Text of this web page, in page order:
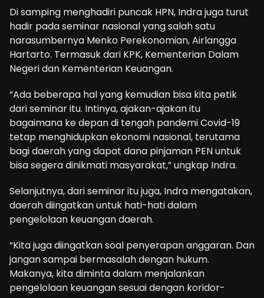
Di samping menghadiri puncak HPN, Indra juga turut
hadir pada seminar nasional yang salah satu
narasumbernya Menko Perekonomian, Airlangga
Hartarto. Termasuk dari KPK, Kementerian Dalam
Negeri dan Kementerian Keuangan.
“Ada beberapa hal yang kemudian bisa kita petik
dari seminar itu. Intinya, ajakan-ajakan itu
bagaimana ke depan di tengah pandemi Covid-19
tetap menghidupkan ekonomi nasional, terutama
bagi daerah yang dapat dana pinjaman PEN untuk
bisa segera dinikmati masyarakat,” ungkap Indra.
Selanjutnya, dari seminar itu juga, Indra mengatakan,
daerah diingatkan untuk hati-hati dalam
pengelolaan keuangan daerah.
“Kita juga diingatkan soal penyerapan anggaran. Dan
jangan sampai bermasalah dengan hukum.
Makanya, kita diminta dalam menjalankan
pengelolaan keuangan sesuai dengan koridor-